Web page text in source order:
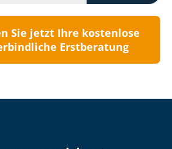
Sie jetzt Ihre kostenlose
Erstberatung